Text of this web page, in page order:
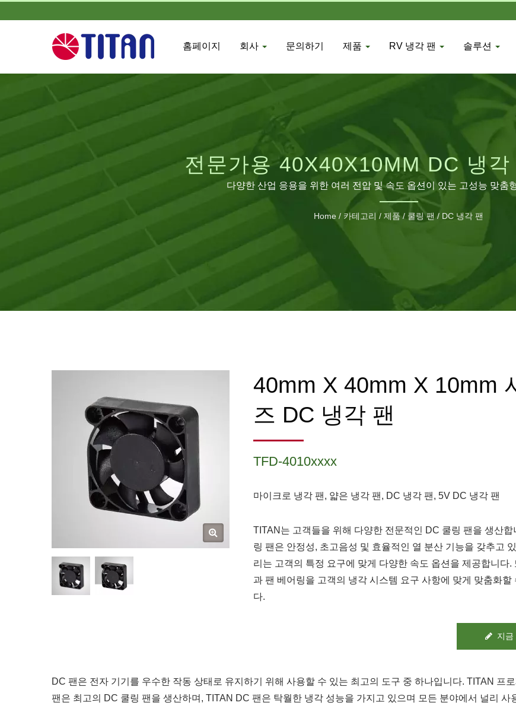
홈페이지 회사 문의하기 제품 RV 냉각 팬 솔루션
전문가용 40X40X10MM DC 냉각
다양한 산업 응용을 위한 여러 전압 및 속도 옵션이 있는 고성능 맞춤
Home / 카테고리 / 제품 / 쿨링 팬 / DC 냉각 팬
40mm X 40mm X 10mm
즈 DC 냉각 팬
TFD-4010xxxx
마이크로 냉각 팬, 얇은 냉각 팬, DC 냉각 팬, 5V DC 냉각 팬
TITAN는 고객들을 위해 다양한 전문적인 DC 쿨링 팬을 생산합
링 팬은 안정성, 초고음성 및 효율적인 열 분산 기능을 갖추고
리는 고객의 특정 요구에 맞게 다양한 속도 옵션을 제공합니다.
과 팬 베어링을 고객의 냉각 시스템 요구 사항에 맞게 맞춤화할
다.
지금
DC 팬은 전자 기기를 우수한 작동 상태로 유지하기 위해 사용할 수 있는 최고의 도구 중 하나입니다. TITAN 프
팬은 최고의 DC 쿨링 팬을 생산하며, TITAN DC 팬은 탁월한 냉각 성능을 가지고 있으며 모든 분야에서 널리 사